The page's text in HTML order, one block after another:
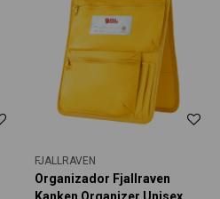
FJALLRAVEN
Organizador Fjallraven